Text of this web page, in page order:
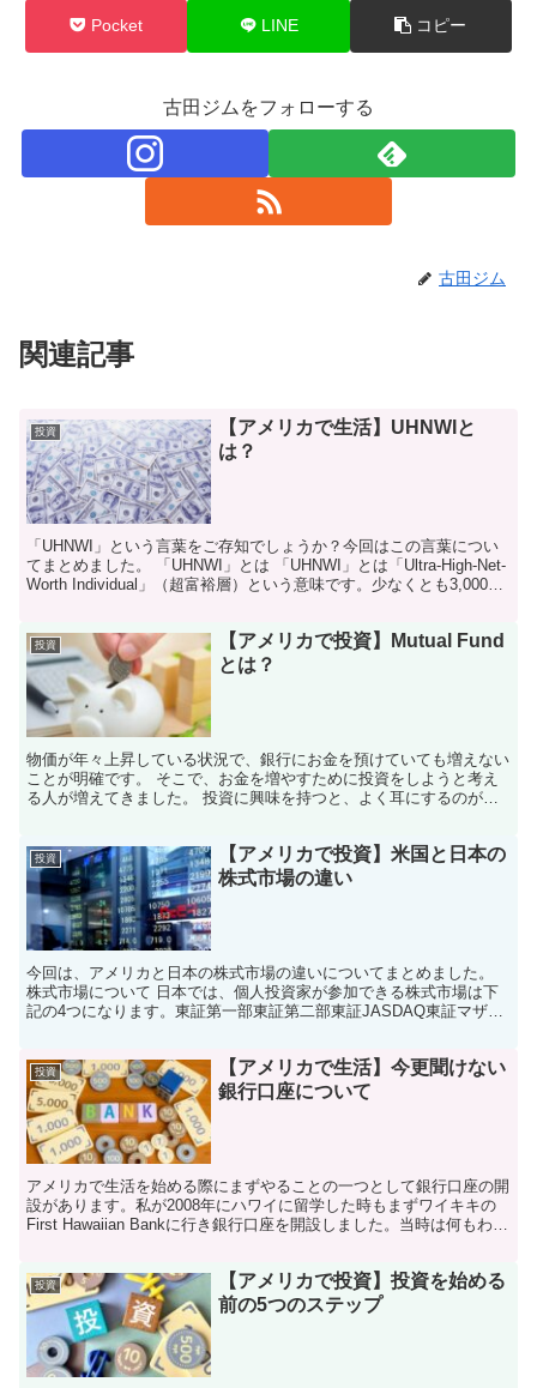
Pocket LINE コピー
古田ジムをフォローする
古田ジム
関連記事
投資
【アメリカで生活】UHNWIと
は？
「UHNWI」という言葉をご存知でしょうか？今回はこの言葉につい
てまとめました。 「UHNWI」とは 「UHNWI」とは「Ultra-High-Net-
Worth Individual」（超富裕層）という意味です。少なくとも3,000万
投資
【アメリカで投資】Mutual Fund
とは？
物価が年々上昇している状況で、銀行にお金を預けていても増えない
ことが明確です。 そこで、お金を増やすために投資をしようと考え
る人が増えてきました。 投資に興味を持つと、よく耳にするのが
投資
【アメリカで投資】米国と日本の
株式市場の違い
今回は、アメリカと日本の株式市場の違いについてまとめました。
株式市場について 日本では、個人投資家が参加できる株式市場は下
記の4つになります。東証第一部東証第二部東証JASDAQ東証マザー
投資
【アメリカで生活】今更聞けない
銀行口座について
アメリカで生活を始める際にまずやることの一つとして銀行口座の開
設があります。私が2008年にハワイに留学した時もまずワイキキの
First Hawaiian Bankに行き銀行口座を開設しました。当時は何もわか
投資
【アメリカで投資】投資を始める
前の5つのステップ